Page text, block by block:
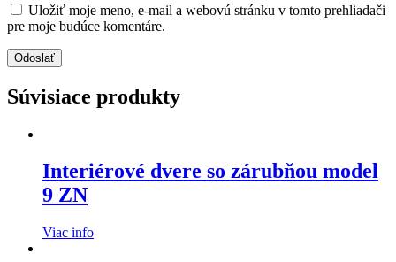
Uložiť moje meno, e-mail a webovú stránku v tomto prehliadači
pre moje budúce komentáre.
Súvisiace produkty
Interiérové dvere so zárubňou model
9 ZN
Viac info